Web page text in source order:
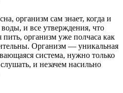
организм сам знает, когда и
воды, и все утверждения, что
пить, организм уже полчаса как
Организм — уникальная
система, нужно только
и незачем насильно